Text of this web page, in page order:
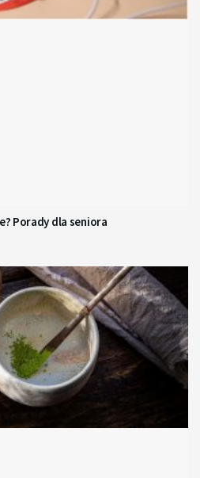
Porady dla seniora